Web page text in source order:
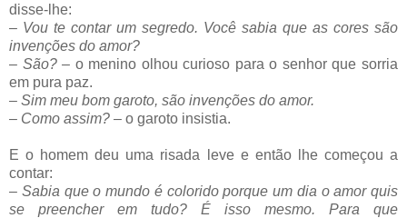
disse-lhe:
– Vou te contar um segredo. Você sabia que as cores são
invenções do amor?
– São?– o menino olhou curioso para o senhor que sorria
em pura paz.
– Sim meu bom garoto, são invenções do amor.
– Como assim? – o garoto insistia.
E o homem deu uma risada leve e então lhe começou a
contar:
– Sabia que o mundo é colorido porque um dia o amor quis
se preencher em tudo? É isso mesmo. Para que